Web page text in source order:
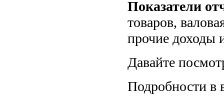
Показатели
товаров,
прочие доходы
Давайте
Подробности в